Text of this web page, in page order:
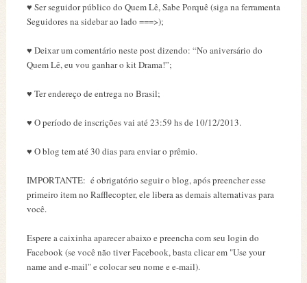
♥ Ser seguidor público do Quem Lê, Sabe Porquê (siga na ferramenta
Seguidores na sidebar ao lado ===>);
♥ Deixar um comentário neste post dizendo: “No aniversário do
Quem Lê, eu vou ganhar o kit Drama!”;
♥ Ter endereço de entrega no Brasil;
♥ O período de inscrições vai até 23:59 hs de 10/12/2013.
♥ O blog tem até 30 dias para enviar o prêmio.
IMPORTANTE: é obrigatório seguir o blog, após preencher esse
primeiro item no Rafflecopter, ele libera as demais alternativas para
você.
Espere a caixinha aparecer abaixo e preencha com seu login do
Facebook (se você não tiver Facebook, basta clicar em "Use your
name and e-mail" e colocar seu nome e e-mail).